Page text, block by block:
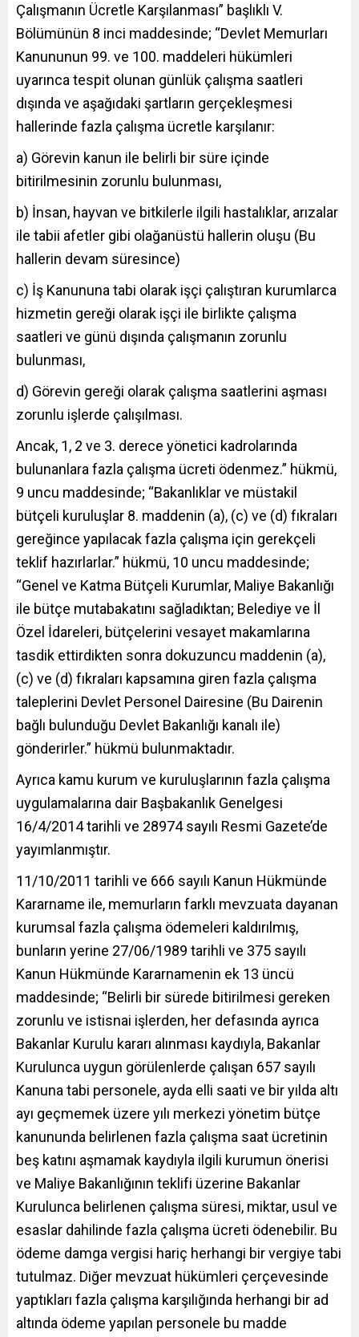
Çalışmanın Ücretle Karşılanması” başlıklı V.
Bölümünün 8 inci maddesinde; “Devlet Memurları
Kanununun 99. ve 100. maddeleri hükümleri
uyarınca tespit olunan günlük çalışma saatleri
dışında ve aşağıdaki şartların gerçekleşmesi
hallerinde fazla çalışma ücretle karşılanır:
a) Görevin kanun ile belirli bir süre içinde
bitirilmesinin zorunlu bulunması,
b) İnsan, hayvan ve bitkilerle ilgili hastalıklar, arızalar
ile tabii afetler gibi olağanüstü hallerin oluşu (Bu
hallerin devam süresince)
c) İş Kanununa tabi olarak işçi çalıştıran kurumlarca
hizmetin gereği olarak işçi ile birlikte çalışma
saatleri ve günü dışında çalışmanın zorunlu
bulunması,
d) Görevin gereği olarak çalışma saatlerini aşması
zorunlu işlerde çalışılması.
Ancak, 1, 2 ve 3. derece yönetici kadrolarında
bulunanlara fazla çalışma ücreti ödenmez.” hükmü,
9 uncu maddesinde; “Bakanlıklar ve müstakil
bütçeli kuruluşlar 8. maddenin (a), (c) ve (d) fıkraları
gereğince yapılacak fazla çalışma için gerekçeli
teklif hazırlarlar.” hükmü, 10 uncu maddesinde;
“Genel ve Katma Bütçeli Kurumlar, Maliye Bakanlığı
ile bütçe mutabakatını sağladıktan; Belediye ve İl
Özel İdareleri, bütçelerini vesayet makamlarına
tasdik ettirdikten sonra dokuzuncu maddenin (a),
(c) ve (d) fıkraları kapsamına giren fazla çalışma
taleplerini Devlet Personel Dairesine (Bu Dairenin
bağlı bulunduğu Devlet Bakanlığı kanalı ile)
gönderirler.” hükmü bulunmaktadır.
Ayrıca kamu kurum ve kuruluşlarının fazla çalışma
uygulamalarına dair Başbakanlık Genelgesi
16/4/2014 tarihli ve 28974 sayılı Resmi Gazete’de
yayımlanmıştır.
11/10/2011 tarihli ve 666 sayılı Kanun Hükmünde
Kararname ile, memurların farklı mevzuata dayanan
kurumsal fazla çalışma ödemeleri kaldırılmış,
bunların yerine 27/06/1989 tarihli ve 375 sayılı
Kanun Hükmünde Kararnamenin ek 13 üncü
maddesinde; “Belirli bir sürede bitirilmesi gereken
zorunlu ve istisnai işlerden, her defasında ayrıca
Bakanlar Kurulu kararı alınması kaydıyla, Bakanlar
Kurulunca uygun görülenlerde çalışan 657 sayılı
Kanuna tabi personele, ayda elli saati ve bir yılda altı
ayı geçmemek üzere yılı merkezi yönetim bütçe
kanununda belirlenen fazla çalışma saat ücretinin
beş katını aşmamak kaydıyla ilgili kurumun önerisi
ve Maliye Bakanlığının teklifi üzerine Bakanlar
Kurulunca belirlenen çalışma süresi, miktar, usul ve
esaslar dahilinde fazla çalışma ücreti ödenebilir. Bu
ödeme damga vergisi hariç herhangi bir vergiye tabi
tutulmaz. Diğer mevzuat hükümleri çerçevesinde
yaptıkları fazla çalışma karşılığında herhangi bir ad
altında ödeme yapılan personele bu madde